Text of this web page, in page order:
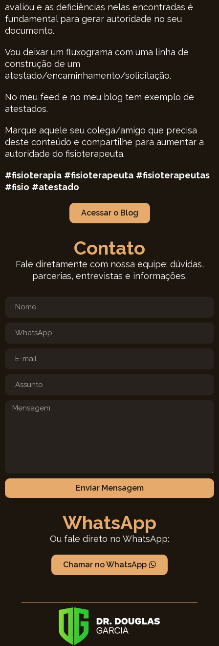
avaliou e as deficiências nelas encontradas é
fundamental para gerar autoridade no seu
documento.
Vou deixar um fluxograma com uma linha de
construção de um
atestado/encaminhamento/solicitação.
No meu feed e no meu blog tem exemplo de
atestados.
Marque aquele seu colega/amigo que precisa
deste conteúdo e compartilhe para aumentar a
autoridade do fisioterapeuta.
#fisioterapia #fisioterapeuta #fisioterapeutas
#fisio #atestado
Acessar o Blog
Contato
Fale diretamente com nossa equipe: dúvidas,
parcerias, entrevistas e informações.
Enviar Mensagem
WhatsApp
Ou fale direto no WhatsApp:
Chamar no WhatsApp